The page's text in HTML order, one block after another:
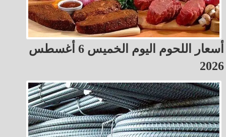
أسعار اللحوم اليوم الخميس 6 أغسطس
2026